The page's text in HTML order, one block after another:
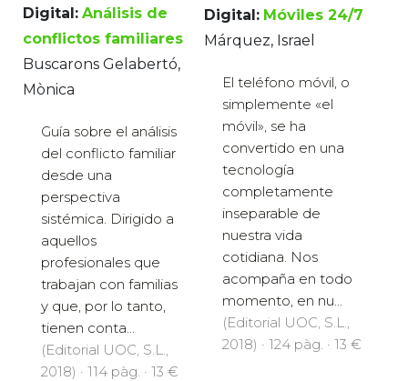
Digital: Análisis de
conflictos familiares
Buscarons Gelabertó,
Mònica
Guía sobre el análisis
del conflicto familiar
desde una
perspectiva
sistémica. Dirigido a
aquellos
profesionales que
trabajan con familias
y que, por lo tanto,
tienen conta...
(Editorial UOC, S.L.,
2018) · 114 pàg. · 13 €
Digital: Móviles 24/7
Márquez, Israel
El teléfono móvil, o
simplemente «el
móvil», se ha
convertido en una
tecnología
completamente
inseparable de
nuestra vida
cotidiana. Nos
acompaña en todo
momento, en nu...
(Editorial UOC, S.L.,
2018) · 124 pàg. · 13 €